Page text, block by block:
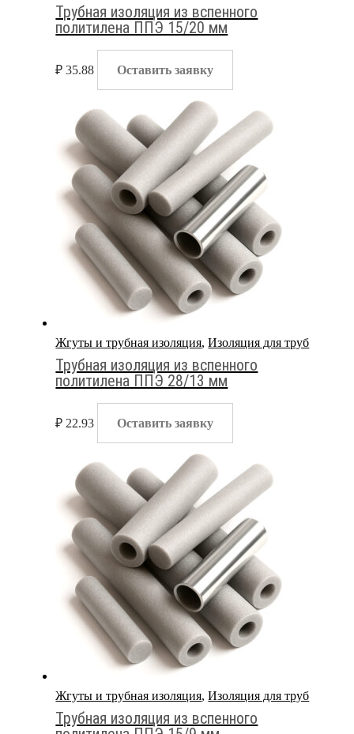
Трубная изоляция из вспенного
политилена ППЭ 15/20 мм
₽ 35.88 Оставить заявку
Жгуты и трубная изоляция,Изоляция для труб
Трубная изоляция из вспенного
политилена ППЭ 28/13 мм
₽ 22.93 Оставить заявку
Жгуты и трубная изоляция,Изоляция для труб
Трубная изоляция из вспенного